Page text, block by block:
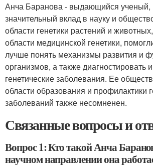
Анча Баранова - выдающийся ученый,
значительный вклад в науку и
области генетики растений и
области медицинской генетики,
лучше понять механизмы развития и
организмов, а также диагностировать
генетические заболевания. Ее
области образования и профилактики
заболеваний также несомненен.
Связанные вопросы и
Вопрос 1: Кто такой Анча
научном направлении она